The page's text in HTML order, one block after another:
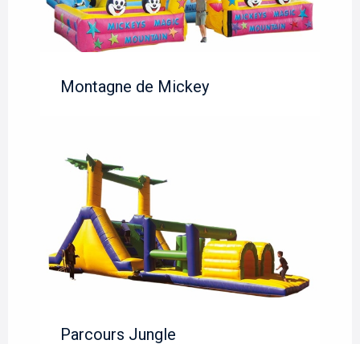
Montagne de Mickey
Parcours Jungle